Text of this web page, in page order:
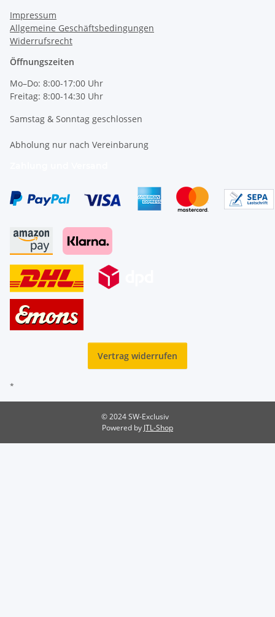
Impressum
Allgemeine Geschäftsbedingungen
Widerrufsrecht
Öffnungszeiten
Mo–Do: 8:00-17:00 Uhr
Freitag: 8:00-14:30 Uhr
Samstag & Sonntag geschlossen
Abholung nur nach Vereinbarung
Vertrag widerrufen
*
© 2024 SW-Exclusiv
Powered by JTL-Shop